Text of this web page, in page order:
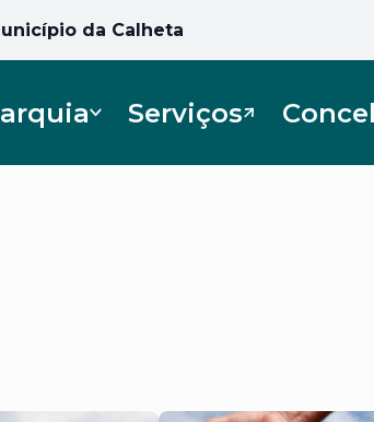
da Calheta
Serviços
Abre num novo